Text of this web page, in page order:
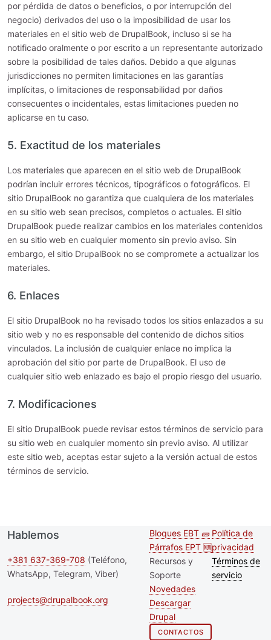
por pérdida de datos o beneficios, o por interrupción del
negocio) derivados del uso o la imposibilidad de usar los
materiales en el sitio web de DrupalBook, incluso si se ha
notificado oralmente o por escrito a un representante autorizado
sobre la posibilidad de tales daños. Debido a que algunas
jurisdicciones no permiten limitaciones en las garantías
implícitas, o limitaciones de responsabilidad por daños
consecuentes o incidentales, estas limitaciones pueden no
aplicarse en tu caso.
5. Exactitud de los materiales
Los materiales que aparecen en el sitio web de DrupalBook
podrían incluir errores técnicos, tipográficos o fotográficos. El
sitio DrupalBook no garantiza que cualquiera de los materiales
en su sitio web sean precisos, completos o actuales. El sitio
DrupalBook puede realizar cambios en los materiales contenidos
en su sitio web en cualquier momento sin previo aviso. Sin
embargo, el sitio DrupalBook no se compromete a actualizar los
materiales.
6. Enlaces
El sitio DrupalBook no ha revisado todos los sitios enlazados a su
sitio web y no es responsable del contenido de dichos sitios
vinculados. La inclusión de cualquier enlace no implica la
aprobación del sitio por parte de DrupalBook. El uso de
cualquier sitio web enlazado es bajo el propio riesgo del usuario.
7. Modificaciones
El sitio DrupalBook puede revisar estos términos de servicio para
su sitio web en cualquier momento sin previo aviso. Al utilizar
este sitio web, aceptas estar sujeto a la versión actual de estos
términos de servicio.
Hablemos
+381 637-369-708 (Teléfono,
WhatsApp, Telegram, Viber)
projects@drupalbook.org
Second
footer
menu
Bloques EBT 🧱
Párrafos EPT 🆕
Recursos y
Soporte
Novedades
Descargar
Drupal
CONTACTOS
Footer
Política de
privacidad
Términos de
servicio